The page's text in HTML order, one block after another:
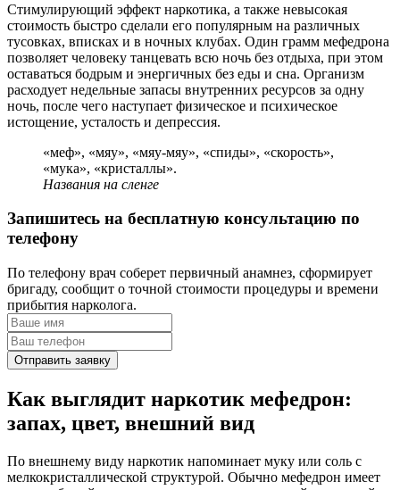
Стимулирующий эффект наркотика, а также невысокая
стоимость быстро сделали его популярным на различных
тусовках, вписках и в ночных клубах. Один грамм мефедрона
позволяет человеку танцевать всю ночь без отдыха, при этом
оставаться бодрым и энергичных без еды и сна. Организм
расходует недельные запасы внутренних ресурсов за одну
ночь, после чего наступает физическое и психическое
истощение, усталость и депрессия.
«меф», «мяу», «мяу-мяу», «спиды», «скорость»,
«мука», «кристаллы».
Названия на сленге
Запишитесь на бесплатную консультацию по
телефону
По телефону врач соберет первичный анамнез, сформирует
бригаду, сообщит о точной стоимости процедуры и времени
прибытия нарколога.
Отправить заявку
Как выглядит наркотик мефедрон:
запах, цвет, внешний вид
По внешнему виду наркотик напоминает муку или соль с
мелкокристаллической структурой. Обычно мефедрон имеет